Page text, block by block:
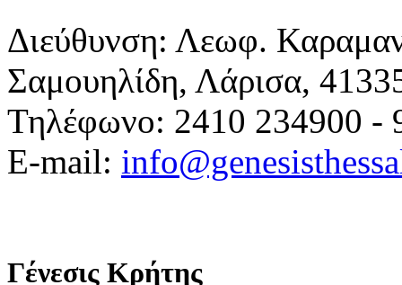
Διεύθυνση: Λεωφ.
Σαμουηλίδη, Λάρισα,
Τηλέφωνο: 2410 234900 -
E-mail:
Γένεσις Κρήτης